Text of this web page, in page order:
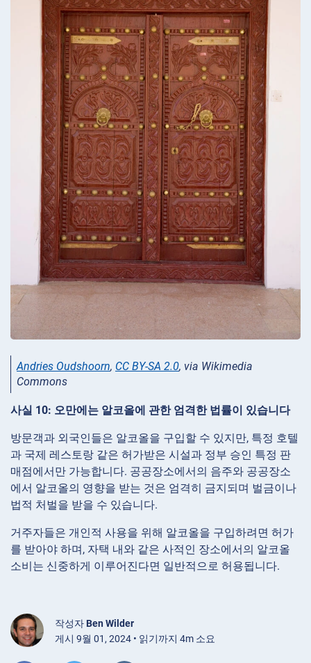
Andries Oudshoorn, CC BY-SA 2.0, via Wikimedia
Commons
사실 10: 오만에는 알코올에 관한 엄격한 법률이 있습니다
방문객과 외국인들은 알코올을 구입할 수 있지만, 특정 호텔
과 국제 레스토랑 같은 허가받은 시설과 정부 승인 특정 판
매점에서만 가능합니다. 공공장소에서의 음주와 공공장소
에서 알코올의 영향을 받는 것은 엄격히 금지되며 벌금이나
법적 처벌을 받을 수 있습니다.
거주자들은 개인적 사용을 위해 알코올을 구입하려면 허가
를 받아야 하며, 자택 내와 같은 사적인 장소에서의 알코올
소비는 신중하게 이루어진다면 일반적으로 허용됩니다.
작성자 Ben Wilder
게시 9월 01, 2024 • 읽기까지 4m 소요